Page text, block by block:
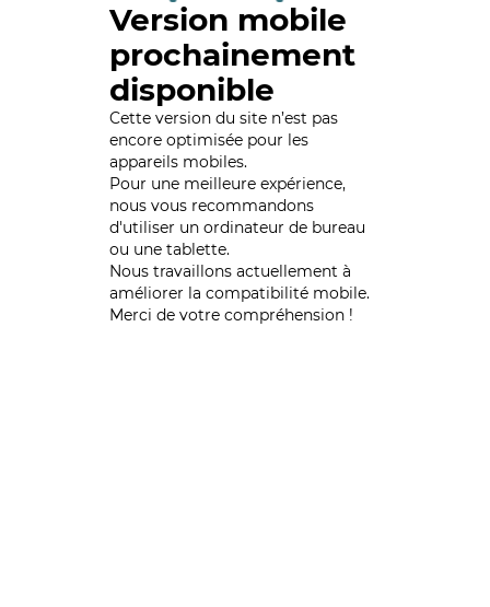
Version mobile
prochainement
disponible
Cette version du site n’est pas
encore optimisée pour les
appareils mobiles.
Pour une meilleure expérience,
nous vous recommandons
d'utiliser un ordinateur de bureau
ou une tablette.
Nous travaillons actuellement à
améliorer la compatibilité mobile.
Merci de votre compréhension !